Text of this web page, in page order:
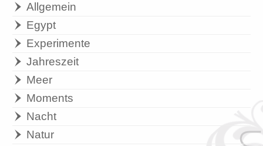
Allgemein
Egypt
Experimente
Jahreszeit
Meer
Moments
Nacht
Natur